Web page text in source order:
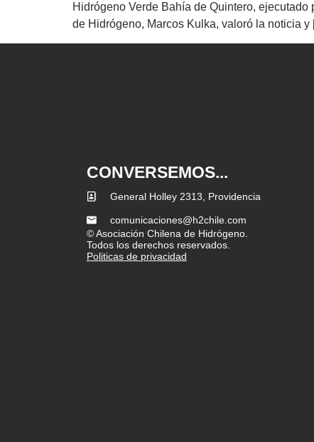
Hidrógeno Verde Bahía de Quintero,
de Hidrógeno, Marcos Kulka, valoró la noticia
CONVERSEMOS...
General Holley 2313, Providencia
comunicaciones@h2chile.com
© Asociación Chilena de Hidrógeno.
Todos los derechos reservados.
Politicas de privacidad